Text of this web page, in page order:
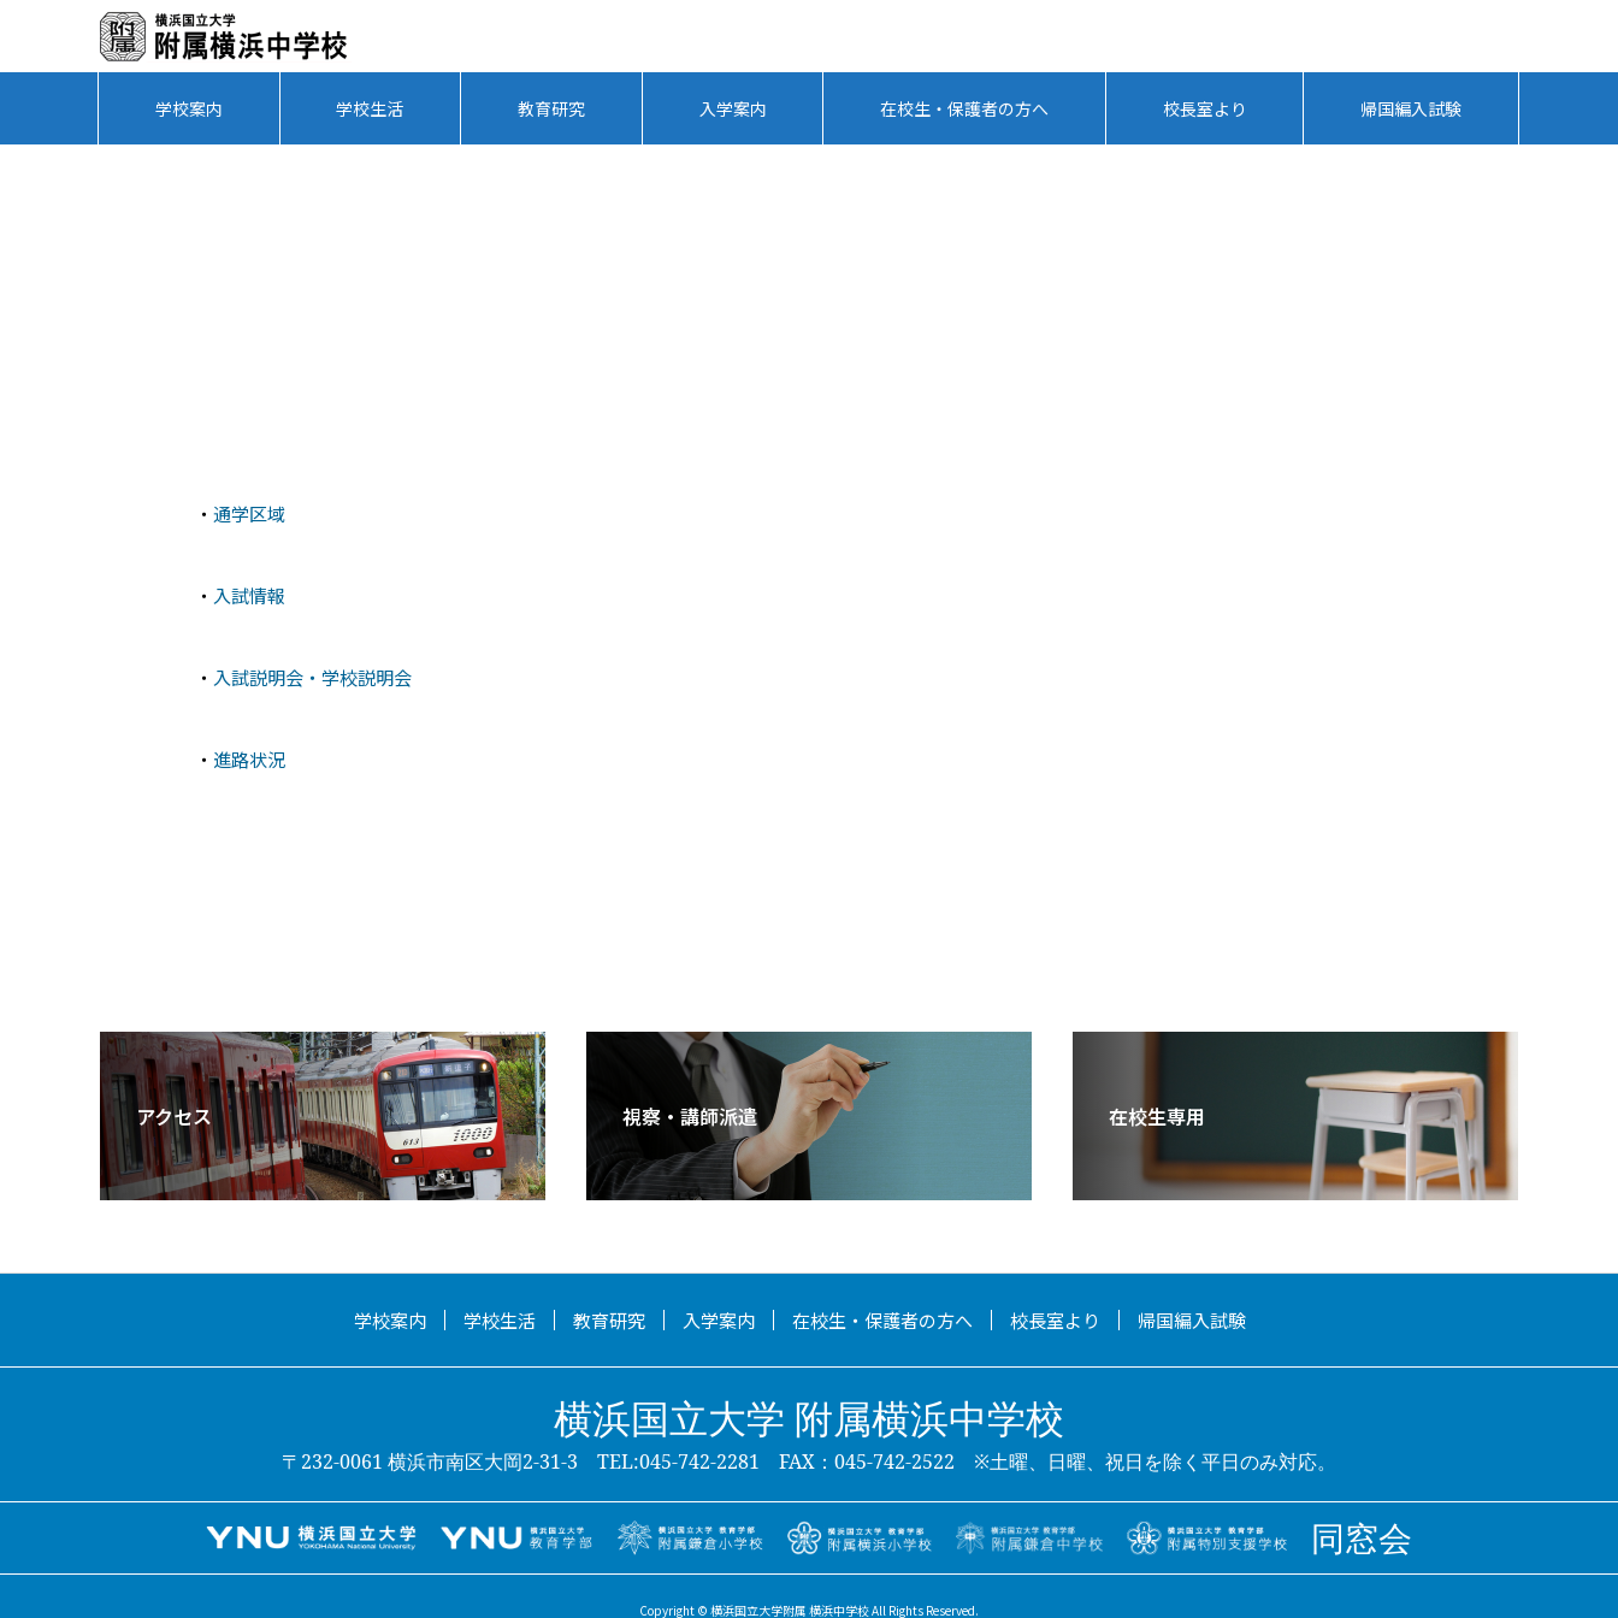
学校案内 学校生活 教育研究 入学案内 在校生・保護者の方へ 校長室より 帰国編入試験
・ 通学区域
・ 入試情報
・ 入試説明会・学校説明会
・ 進路状況
アクセス 視察・講師派遣 在校生専用
学校案内 学校生活 教育研究 入学案内 在校生・保護者の方へ 校長室より 帰国編入試験
横浜国立大学 附属横浜中学校
〒232-0061 横浜市南区大岡2-31-3 TEL:045-742-2281 FAX：045-742-2522 ※土曜、日曜、祝日を除く平日のみ対応。
同窓会
Copyright © 横浜国立大学附属 横浜中学校 All Rights Reserved.